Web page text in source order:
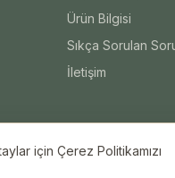
Ürün Bilgisi
Sıkça Sorulan
İletişim
için Çerez Politikamızı